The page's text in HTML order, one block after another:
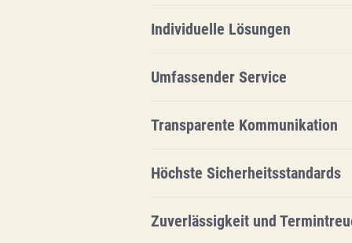
Individuelle Lösungen
Umfassender Service
Transparente Kommunikation
Höchste Sicherheitsstandards
Zuverlässigkeit und